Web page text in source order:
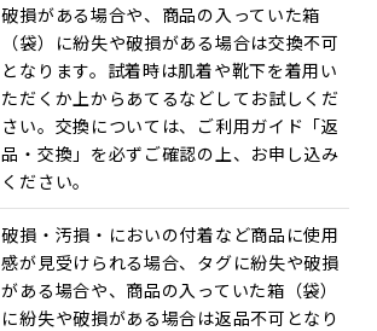
破損がある場合や、商品の入っていた箱
（袋）に紛失や破損がある場合は交換不可
となります。試着時は肌着や靴下を着用い
ただくか上からあてるなどしてお試しくだ
さい。交換については、ご利用ガイド「返
品・交換」を必ずご確認の上、お申し込み
ください。
破損・汚損・においの付着など商品に使用
感が見受けられる場合、タグに紛失や破損
がある場合や、商品の入っていた箱（袋）
に紛失や破損がある場合は返品不可となり